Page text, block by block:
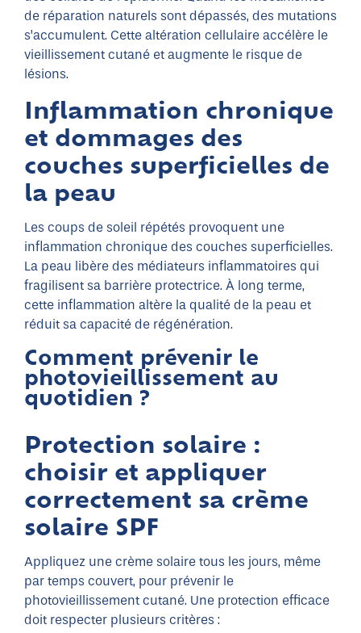
de réparation naturels sont dépassés, des mutations
s’accumulent. Cette altération cellulaire accélère le
vieillissement cutané et augmente le risque de
lésions.
Inflammation chronique
et dommages des
couches superficielles de
la peau
Les coups de soleil répétés provoquent une
inflammation chronique des couches superficielles.
La peau libère des médiateurs inflammatoires qui
fragilisent sa barrière protectrice. À long terme,
cette inflammation altère la qualité de la peau et
réduit sa capacité de régénération.
Comment prévenir le
photovieillissement au
quotidien ?
Protection solaire :
choisir et appliquer
correctement sa crème
solaire SPF
Appliquez une crème solaire tous les jours, même
par temps couvert, pour prévenir le
photovieillissement cutané. Une protection efficace
doit respecter plusieurs critères :